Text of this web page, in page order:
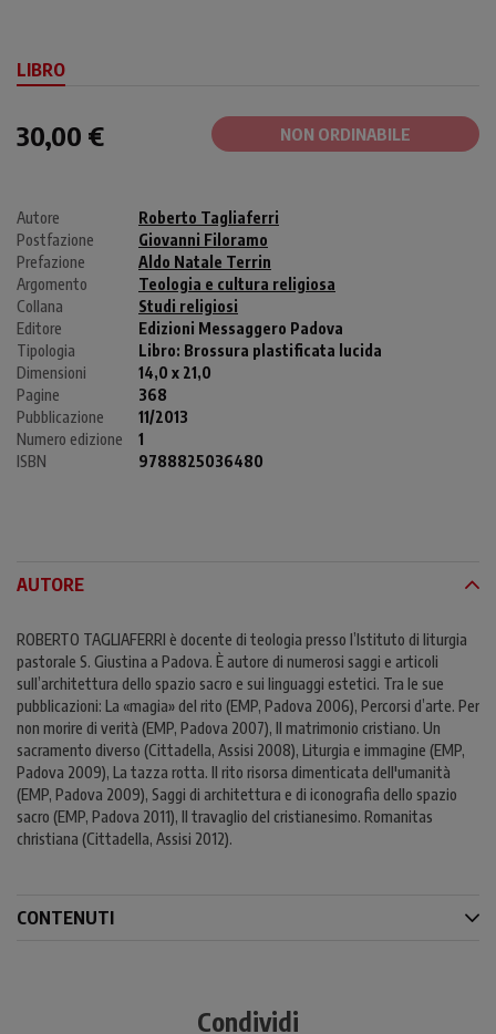
LIBRO
30,00 € NON ORDINABILE
Autore
Roberto Tagliaferri
Postfazione
Giovanni Filoramo
Prefazione
Aldo Natale Terrin
Argomento
Teologia e cultura religiosa
Collana
Studi religiosi
Editore
Edizioni Messaggero Padova
Tipologia
Libro: Brossura plastificata lucida
Dimensioni
14,0 x 21,0
Pagine
368
Pubblicazione
11/2013
Numero edizione
1
ISBN
9788825036480
AUTORE
ROBERTO TAGLIAFERRI è docente di teologia presso l’Istituto di liturgia
pastorale S. Giustina a Padova. È autore di numerosi saggi e articoli
sull’architettura dello spazio sacro e sui linguaggi estetici. Tra le sue
pubblicazioni: La «magia» del rito (EMP, Padova 2006), Percorsi d’arte. Per
non morire di verità (EMP, Padova 2007), Il matrimonio cristiano. Un
sacramento diverso (Cittadella, Assisi 2008), Liturgia e immagine (EMP,
Padova 2009), La tazza rotta. Il rito risorsa dimenticata dell'umanità
(EMP, Padova 2009), Saggi di architettura e di iconografia dello spazio
sacro (EMP, Padova 2011), Il travaglio del cristianesimo. Romanitas
christiana (Cittadella, Assisi 2012).
CONTENUTI
Condividi